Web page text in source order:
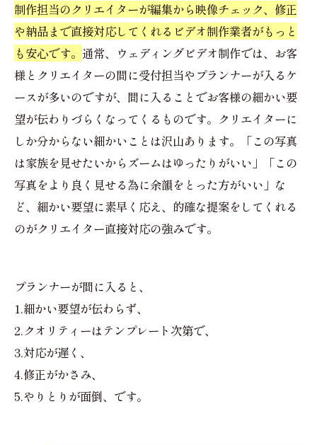
制作担当のクリエイターが編集から映像チェック、修正
や納品まで直接対応してくれるビデオ制作業者がもっと
も安心です。 通常、ウェディングビデオ制作では、お客
様とクリエイターの間に受付担当やプランナーが入るケ
ースが多いのですが、間に入ることでお客様の細かい要
望が伝わりづらくなってくるものです。クリエイターに
しか分からない細かいことは沢山あります。「この写真
は家族を見せたいからズームはゆったりがいい」「この
写真をより良く見せる為に余韻をとった方がいい」な
ど、細かい要望に素早く応え、的確な提案をしてくれる
のがクリエイター直接対応の強みです。
プランナーが間に入ると、
1.細かい要望が伝わらず、
2.クオリティーはテンプレート次第で、
3.対応が遅く、
4.修正がかさみ、
5.やりとりが面倒、です。